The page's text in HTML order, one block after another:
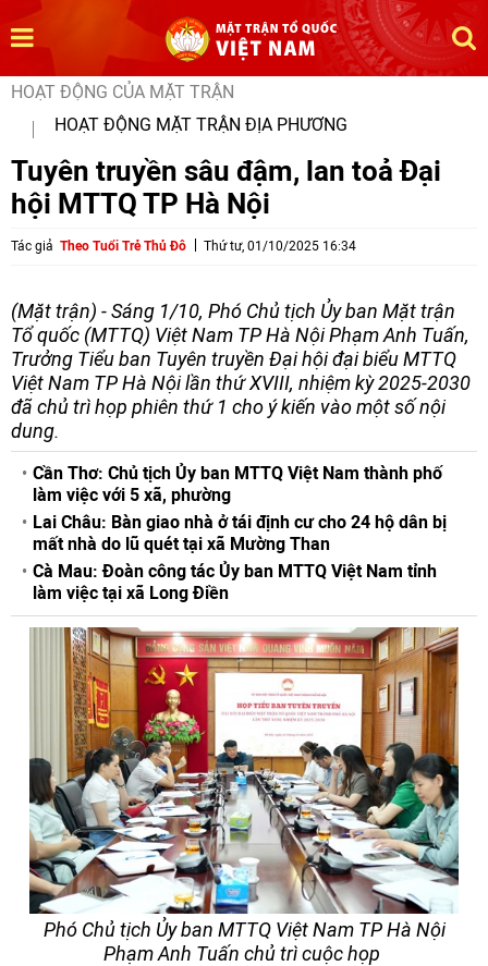
HOẠT ĐỘNG CỦA MẶT TRẬN
HOẠT ĐỘNG MẶT TRẬN ĐỊA PHƯƠNG
Tuyên truyền sâu đậm, lan toả Đại
hội MTTQ TP Hà Nội
Tác giả Theo Tuổi Trẻ Thủ Đô Thứ tư, 01/10/2025 16:34
(Mặt trận) - Sáng 1/10, Phó Chủ tịch Ủy ban Mặt trận
Tổ quốc (MTTQ) Việt Nam TP Hà Nội Phạm Anh Tuấn,
Trưởng Tiểu ban Tuyên truyền Đại hội đại biểu MTTQ
Việt Nam TP Hà Nội lần thứ XVIII, nhiệm kỳ 2025-2030
đã chủ trì họp phiên thứ 1 cho ý kiến vào một số nội
dung.
Cần Thơ: Chủ tịch Ủy ban MTTQ Việt Nam thành phố
làm việc với 5 xã, phường
Lai Châu: Bàn giao nhà ở tái định cư cho 24 hộ dân bị
mất nhà do lũ quét tại xã Mường Than
Cà Mau: Đoàn công tác Ủy ban MTTQ Việt Nam tỉnh
làm việc tại xã Long Điền
Phó Chủ tịch Ủy ban MTTQ Việt Nam TP Hà Nội
Phạm Anh Tuấn chủ trì cuộc họp